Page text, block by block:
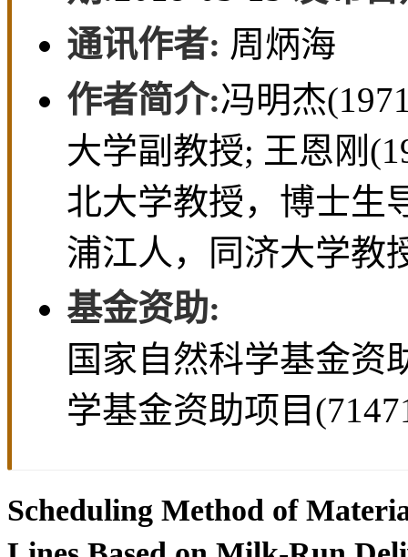
收稿日期:
2016-10-10
期:2018-03-15发布
通讯作者:周炳海
作者简介:冯明杰
大学副教授; 王恩刚
北大学教授，博士生
浦江人，同济大学教
基金资助:
国家自然科学基金资
学基金资助项目